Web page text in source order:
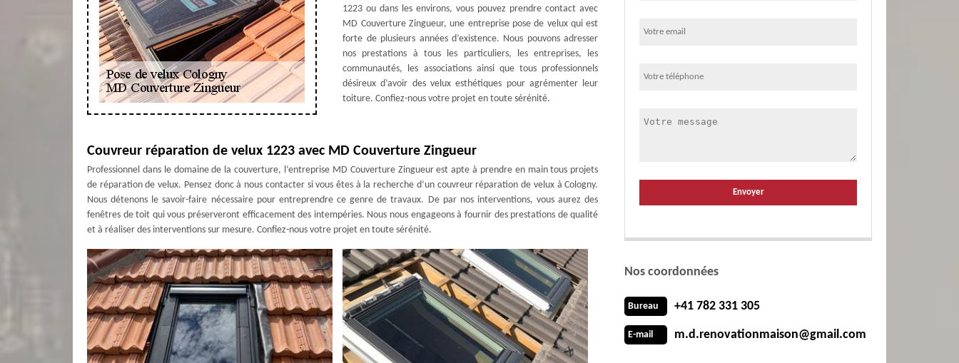
1223 ou dans les environs, vous pouvez prendre contact avec
MD Couverture Zingueur, une entreprise pose de velux qui est
forte de plusieurs années d’existence. Nous pouvons adresser
nos prestations à tous les particuliers, les entreprises, les
communautés, les associations ainsi que tous professionnels
désireux d’avoir des velux esthétiques pour agrémenter leur
toiture. Confiez-nous votre projet en toute sérénité.
Couvreur réparation de velux 1223 avec MD Couverture Zingueur
Professionnel dans le domaine de la couverture, l’entreprise MD Couverture Zingueur est apte à prendre en main tous projets
de réparation de velux. Pensez donc à nous contacter si vous êtes à la recherche d’un couvreur réparation de velux à Cologny.
Nous détenons le savoir-faire nécessaire pour entreprendre ce genre de travaux. De par nos interventions, vous aurez des
fenêtres de toit qui vous préserveront efficacement des intempéries. Nous nous engageons à fournir des prestations de qualité
et à réaliser des interventions sur mesure. Confiez-nous votre projet en toute sérénité.
Nos coordonnées
Bureau +41 782 331 305
E-mail m.d.renovationmaison@gmail.com